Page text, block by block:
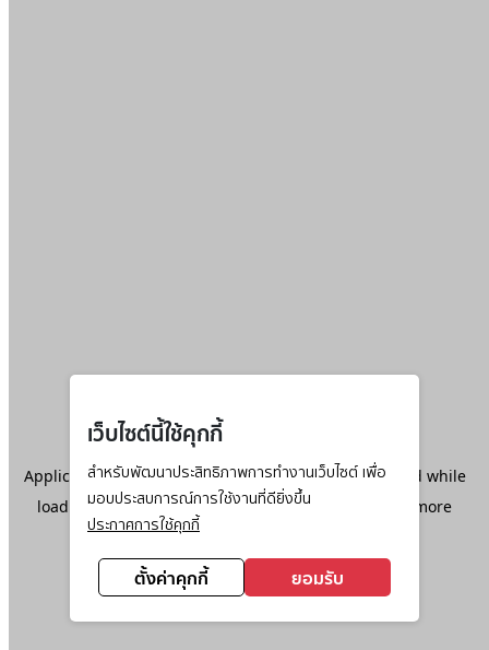
เว็บไซต์นี้ใช้คุกกี้
สำหรับพัฒนาประสิทธิภาพการทำงานเว็บไซต์ เพื่อ
มอบประสบการณ์การใช้งานที่ดียิ่งขึ้น
ประกาศการใช้คุกกี้
ตั้งค่าคุกกี้ ยอมรับ
Application error: aclient-side exception has occurred while
loadingwww.ktc.co.th(see the browser console
for more
information).